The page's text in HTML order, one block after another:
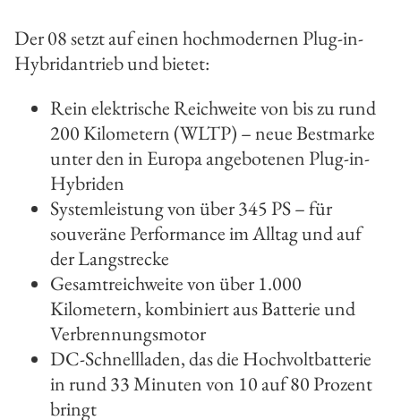
Der 08 setzt auf einen hochmodernen Plug-in-
Hybridantrieb und bietet:
Rein elektrische Reichweite von bis zu rund
200 Kilometern (WLTP) – neue Bestmarke
unter den in Europa angebotenen Plug-in-
Hybriden
Systemleistung von über 345 PS – für
souveräne Performance im Alltag und auf
der Langstrecke
Gesamtreichweite von über 1.000
Kilometern, kombiniert aus Batterie und
Verbrennungsmotor
DC-Schnellladen, das die Hochvoltbatterie
in rund 33 Minuten von 10 auf 80 Prozent
bringt